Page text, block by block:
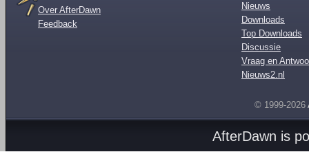
Over AfterDawn
Feedback
Nieuws
Downloads
Top Downloads
Discussie
Vraag en
Nieuws2.nl
© 1999-2026
AfterDawn is